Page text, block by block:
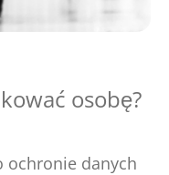
osobę?
ochronie danych